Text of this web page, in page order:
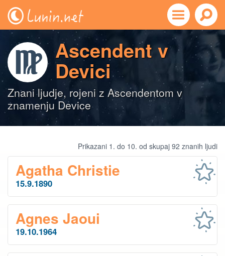
Ascendent v
Devici
Znani ljudje, rojeni z Ascendentom v
znamenju Device
Prikazani 1. do 10. od skupaj 92 znanih ljudi
Agatha Christie
15.9.1890
Agnes Jaoui
19.10.1964